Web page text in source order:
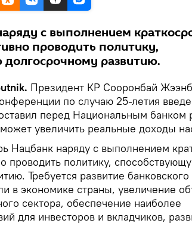
с выполнением
проводить политику,
развитию.
Президент КР Сооронбай
по случаю 25-летия
перед Национальным банком
увеличить реальные доходы
Нацбанк наряду с выполнением
проводить политику,
Требуется развитие банковского
в экономике страны, увеличение
сектора, обеспечение наиболее
для инвесторов и вкладчиков,